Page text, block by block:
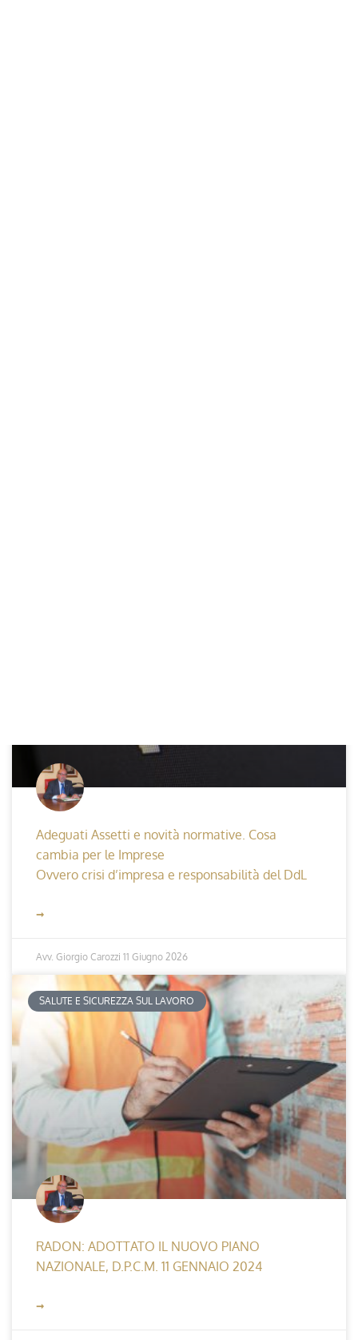
Adeguati Assetti e novità normative. Cosa
cambia per le Imprese
Ovvero crisi d’impresa e responsabilità del DdL
➞
Avv. Giorgio Carozzi 11 Giugno 2026
SALUTE E SICUREZZA SUL LAVORO
RADON: ADOTTATO IL NUOVO PIANO
NAZIONALE, D.P.C.M. 11 GENNAIO 2024
➞